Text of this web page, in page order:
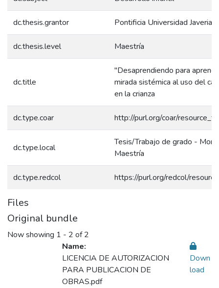
dc.thesis.grantor Pontificia Universidad
dc.thesis.level Maestría
dc.title
"Desaprendiendo para
mirada sistémica al uso del
en la crianza
dc.type.coar http://purl.org/coar/
dc.type.local
Tesis/Trabajo de grado -
Maestría
dc.type.redcol https://purl.org/redcol/
Files
Original bundle
Now showing 1 - 2 of 2
Name:
LICENCIA DE AUTORIZACION
PARA PUBLICACION DE
OBRAS.pdf
Down
load